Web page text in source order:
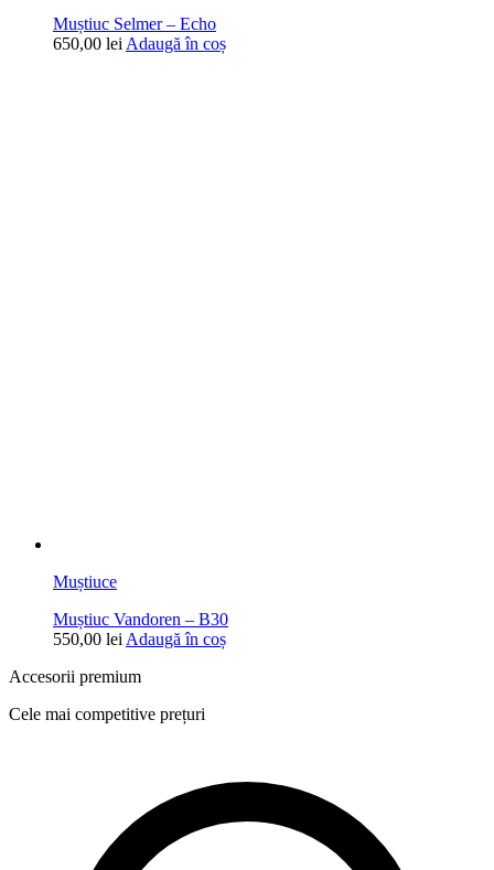
Muștiuc Selmer – Echo
650,00 lei Adaugă în coș
Muștiuce
Muștiuc Vandoren – B30
550,00 lei Adaugă în coș
Accesorii premium
Cele mai competitive prețuri